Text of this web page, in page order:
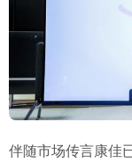
伴随市场传言康佳